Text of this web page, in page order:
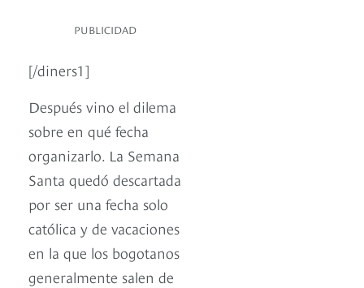
PUBLICIDAD
[/diners1]
Después vino el dilema
sobre en qué fecha
organizarlo. La Semana
Santa quedó descartada
por ser una fecha solo
católica y de vacaciones
en la que los bogotanos
generalmente salen de